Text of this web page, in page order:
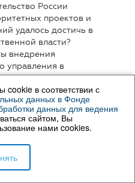
России
проектов и
удалось достичь в
власти?
внедрения
управления в
в соответствии с
данных в Фонде
данных для ведения
сайтом, Вы
нами cookies.